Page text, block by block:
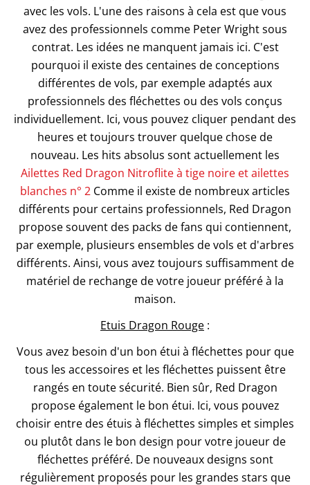
avec les vols. L'une des raisons à cela est que vous
avez des professionnels comme Peter Wright sous
contrat. Les idées ne manquent jamais ici. C'est
pourquoi il existe des centaines de conceptions
différentes de vols, par exemple adaptés aux
professionnels des fléchettes ou des vols conçus
individuellement. Ici, vous pouvez cliquer pendant des
heures et toujours trouver quelque chose de
nouveau. Les hits absolus sont actuellement les
Ailettes Red Dragon Nitroflite à tige noire et ailettes
blanches n° 2 Comme il existe de nombreux articles
différents pour certains professionnels, Red Dragon
propose souvent des packs de fans qui contiennent,
par exemple, plusieurs ensembles de vols et d'arbres
différents. Ainsi, vous avez toujours suffisamment de
matériel de rechange de votre joueur préféré à la
maison.
Etuis Dragon Rouge :
Vous avez besoin d'un bon étui à fléchettes pour que
tous les accessoires et les fléchettes puissent être
rangés en toute sécurité. Bien sûr, Red Dragon
propose également le bon étui. Ici, vous pouvez
choisir entre des étuis à fléchettes simples et simples
ou plutôt dans le bon design pour votre joueur de
fléchettes préféré. De nouveaux designs sont
régulièrement proposés pour les grandes stars que